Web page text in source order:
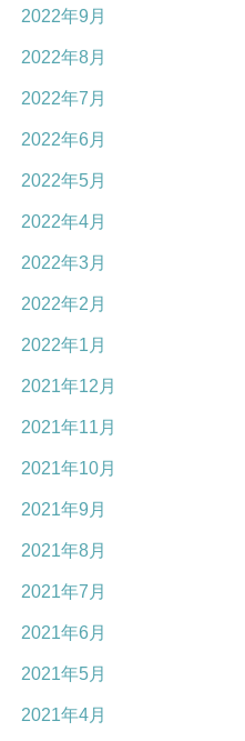
2022年9月
2022年8月
2022年7月
2022年6月
2022年5月
2022年4月
2022年3月
2022年2月
2022年1月
2021年12月
2021年11月
2021年10月
2021年9月
2021年8月
2021年7月
2021年6月
2021年5月
2021年4月